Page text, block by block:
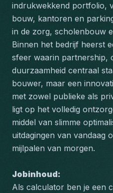
indrukwekkend portfolio,
bouw, kantoren en
in de zorg, scholenbouw
Binnen het bedrijf heerst
sfeer waarin partnership,
duurzaamheid centraal
bouwer, maar een
met zowel publieke als
ligt op het volledig
middel van slimme
uitdagingen van vandaag
mijlpalen van morgen.
Jobinhoud:
Als calculator ben je een